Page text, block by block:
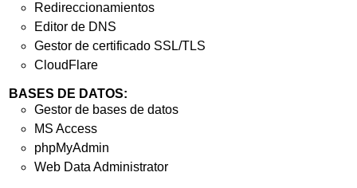
Redireccionamientos
Editor de DNS
Gestor de certificado SSL/TLS
CloudFlare
BASES DE DATOS:
Gestor de bases de datos
MS Access
phpMyAdmin
Web Data Administrator